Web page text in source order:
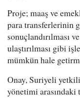
Proje; maaş ve
para transferlerinin
sonuçlandırılması
ulaştırılması gibi
mümkün hale
Onay, Suriyeli
yönetimi arasındaki